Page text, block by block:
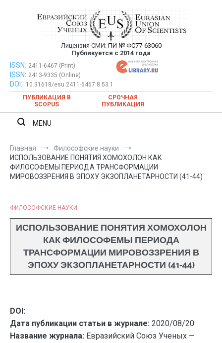
Евразийский Союз Ученых —
публикация научных статей в
ежемесячном научном журнале
Лицензия СМИ: ПИ № ФС77-63060
Публикуется с 2014 года
Евразийский Союз Ученых — публикация научных статей в
ежемесячном научном журнале
ISSN: 2411-6467 (Print)
ISSN: 2413-9335 (Online)
DOI:
10.31618/esu.2411-6467.8.53.1
ПУБЛИКАЦИЯ В
SCOPUS
СРОЧНАЯ
ПУБЛИКАЦИЯ
MENU
Главная
Философские науки
ИСПОЛЬЗОВАНИЕ ПОНЯТИЯ ХОМОХОЛОН КАК
ФИЛОСОФЕМЫ ПЕРИОДА ТРАНСФОРМАЦИИ
МИРОВОЗЗРЕНИЯ В ЭПОХУ ЭКЗОПЛАНЕТАРНОСТИ (41-44)
ФИЛОСОФСКИЕ НАУКИ
ИСПОЛЬЗОВАНИЕ ПОНЯТИЯ ХОМОХОЛОН
КАК ФИЛОСОФЕМЫ ПЕРИОДА
ТРАНСФОРМАЦИИ МИРОВОЗЗРЕНИЯ В
ЭПОХУ ЭКЗОПЛАНЕТАРНОСТИ (41-44)
DOI:
Дата публикации статьи в журнале: 2020/08/20
Название журнала: Евразийский Союз Ученых —